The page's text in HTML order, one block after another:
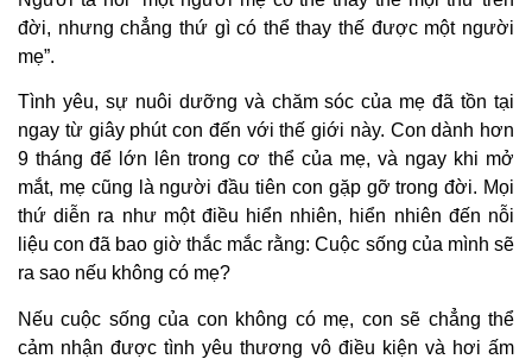
đời, nhưng chẳng thứ gì có thể thay thế được một người
mẹ”.
Tình yêu, sự nuôi dưỡng và chăm sóc của mẹ đã tồn tại
ngay từ giây phút con đến với thế giới này. Con dành hơn
9 tháng để lớn lên trong cơ thể của mẹ, và ngay khi mở
mắt, mẹ cũng là người đầu tiên con gặp gỡ trong đời. Mọi
thứ diễn ra như một điều hiển nhiên, hiển nhiên đến nỗi
liệu con đã bao giờ thắc mắc rằng: Cuộc sống của mình sẽ
ra sao nếu không có mẹ?
Nếu cuộc sống của con không có mẹ, con sẽ chẳng thể
cảm nhận được tình yêu thương vô điều kiện và hơi ấm